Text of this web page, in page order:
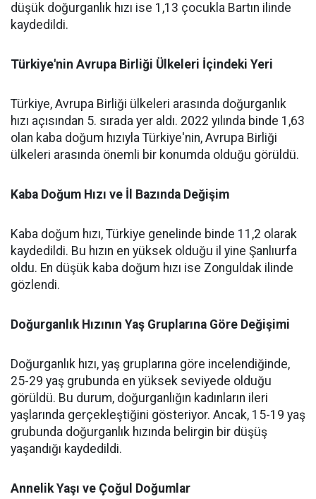
düşük doğurganlık hızı ise 1,13 çocukla Bartın ilinde
kaydedildi.
Türkiye'nin Avrupa Birliği Ülkeleri İçindeki Yeri
Türkiye, Avrupa Birliği ülkeleri arasında doğurganlık
hızı açısından 5. sırada yer aldı. 2022 yılında binde 1,63
olan kaba doğum hızıyla Türkiye'nin, Avrupa Birliği
ülkeleri arasında önemli bir konumda olduğu görüldü.
Kaba Doğum Hızı ve İl Bazında Değişim
Kaba doğum hızı, Türkiye genelinde binde 11,2 olarak
kaydedildi. Bu hızın en yüksek olduğu il yine Şanlıurfa
oldu. En düşük kaba doğum hızı ise Zonguldak ilinde
gözlendi.
Doğurganlık Hızının Yaş Gruplarına Göre Değişimi
Doğurganlık hızı, yaş gruplarına göre incelendiğinde,
25-29 yaş grubunda en yüksek seviyede olduğu
görüldü. Bu durum, doğurganlığın kadınların ileri
yaşlarında gerçekleştiğini gösteriyor. Ancak, 15-19 yaş
grubunda doğurganlık hızında belirgin bir düşüş
yaşandığı kaydedildi.
Annelik Yaşı ve Çoğul Doğumlar